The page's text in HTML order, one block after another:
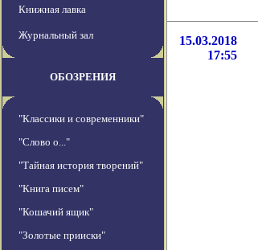
Книжная лавка
Журнальный зал
ОБОЗРЕНИЯ
"Классики и современники"
"Слово о..."
"Тайная история творений"
"Книга писем"
"Кошачий ящик"
"Золотые прииски"
15.03.2018
17:55